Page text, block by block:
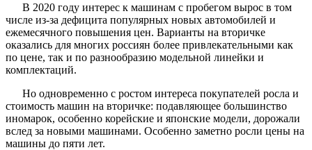
В 2020 году интерес к машинам с пробегом вырос в том
числе из-за дефицита популярных новых автомобилей и
ежемесячного повышения цен. Варианты на вторичке
оказались для многих россиян более привлекательными как
по цене, так и по разнообразию модельной линейки и
комплектаций.
Но одновременно с ростом интереса покупателей росла и
стоимость машин на вторичке: подавляющее большинство
иномарок, особенно корейские и японские модели, дорожали
вслед за новыми машинами. Особенно заметно росли цены на
машины до пяти лет.